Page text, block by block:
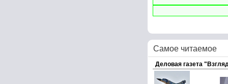
Самое читаемое